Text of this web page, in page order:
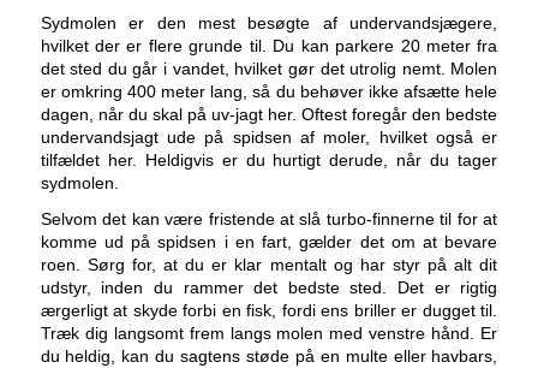
Sydmolen er den mest besøgte af undervandsjægere,
hvilket der er flere grunde til. Du kan parkere 20 meter fra
det sted du går i vandet, hvilket gør det utrolig nemt. Molen
er omkring 400 meter lang, så du behøver ikke afsætte hele
dagen, når du skal på uv-jagt her. Oftest foregår den bedste
undervandsjagt ude på spidsen af moler, hvilket også er
tilfældet her. Heldigvis er du hurtigt derude, når du tager
sydmolen.
Selvom det kan være fristende at slå turbo-finnerne til for at
komme ud på spidsen i en fart, gælder det om at bevare
roen. Sørg for, at du er klar mentalt og har styr på alt dit
udstyr, inden du rammer det bedste sted. Det er rigtig
ærgerligt at skyde forbi en fisk, fordi ens briller er dugget til.
Træk dig langsomt frem langs molen med venstre hånd. Er
du heldig, kan du sagtens støde på en multe eller havbars,